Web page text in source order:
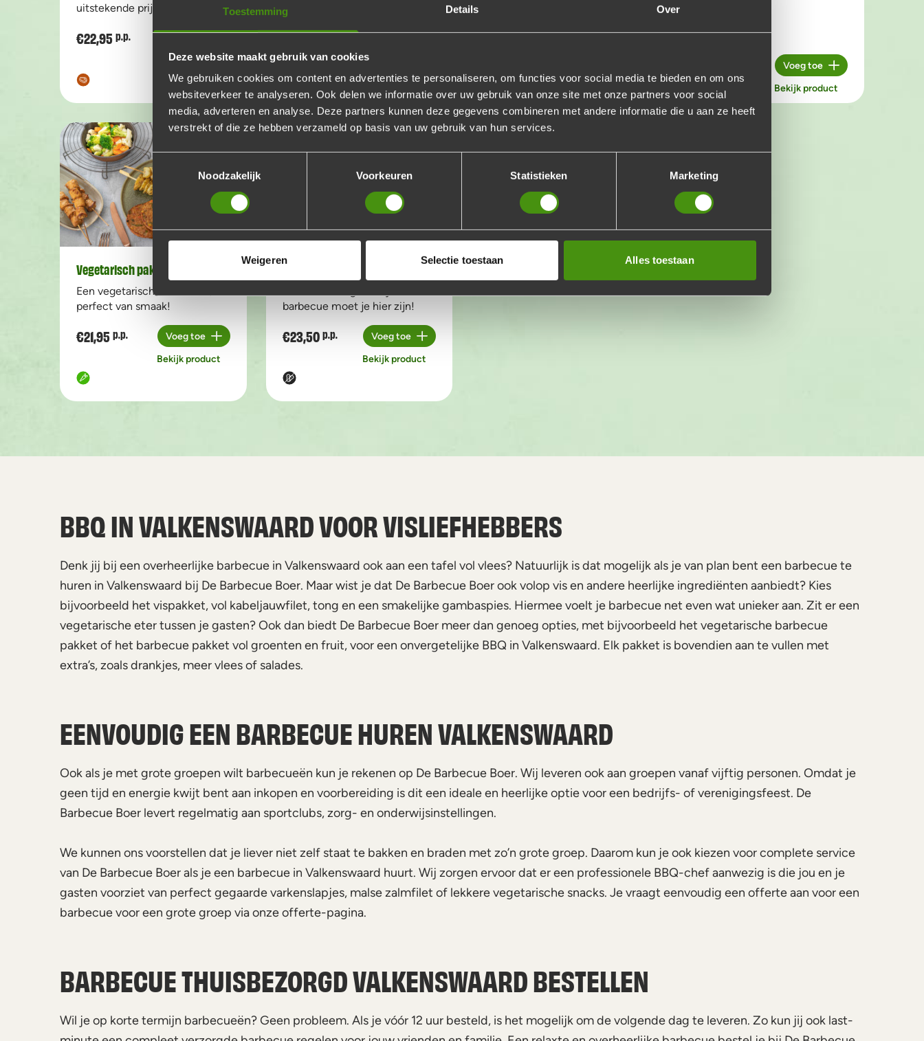
Toestemming Details Over
Deze website maakt gebruik van cookies
We gebruiken cookies om content en advertenties te personaliseren, om functies voor social media te bieden en om ons
websiteverkeer te analyseren. Ook delen we informatie over uw gebruik van onze site met onze partners voor social
media, adverteren en analyse. Deze partners kunnen deze gegevens combineren met andere informatie die u aan ze heeft
verstrekt of die ze hebben verzameld op basis van uw gebruik van hun services.
Toestemmingsselectie
Noodzakelijk
Voorkeuren Statistieken Marketing
Weigeren Selectie toestaan Alles toestaan
uitstekende prijs!
€22,95 p.p.
Bekijk product
beste barbecue-ingrediënten!
€23,95 p.p.
Bekijk product
€22,95 p.p.
Aantal
Voeg toe
Bekijk product
Vegetarisch pakket
Een vegetarische barbecue,
perfect van smaak!
€21,95 p.p.
Aantal
Voeg toe
Bekijk product
Allergeenvrij pakket
barbecue moet je hier zijn!
€23,50 p.p.
Aantal
Voeg toe
Bekijk product
BBQ IN VALKENSWAARD VOOR VISLIEFHEBBERS
Denk jij bij een overheerlijke barbecue in Valkenswaard ook aan een tafel vol vlees? Natuurlijk is dat mogelijk als je van plan bent een barbecue te
huren in Valkenswaard bij De Barbecue Boer. Maar wist je dat De Barbecue Boer ook volop vis en andere heerlijke ingrediënten aanbiedt? Kies
bijvoorbeeld het vispakket, vol kabeljauwfilet, tong en een smakelijke gambaspies. Hiermee voelt je barbecue net even wat unieker aan. Zit er een
vegetarische eter tussen je gasten? Ook dan biedt De Barbecue Boer meer dan genoeg opties, met bijvoorbeeld het vegetarische barbecue
pakket of het barbecue pakket vol groenten en fruit, voor een onvergetelijke BBQ in Valkenswaard. Elk pakket is bovendien aan te vullen met
extra’s, zoals drankjes, meer vlees of salades.
EENVOUDIG EEN BARBECUE HUREN VALKENSWAARD
Ook als je met grote groepen wilt barbecueën kun je rekenen op De Barbecue Boer. Wij leveren ook aan groepen vanaf vijftig personen. Omdat je
geen tijd en energie kwijt bent aan inkopen en voorbereiding is dit een ideale en heerlijke optie voor een bedrijfs- of verenigingsfeest. De
Barbecue Boer levert regelmatig aan sportclubs, zorg- en onderwijsinstellingen.
We kunnen ons voorstellen dat je liever niet zelf staat te bakken en braden met zo’n grote groep. Daarom kun je ook kiezen voor complete service
van De Barbecue Boer als je een barbecue in Valkenswaard huurt. Wij zorgen ervoor dat er een professionele BBQ-chef aanwezig is die jou en je
gasten voorziet van perfect gegaarde varkenslapjes, malse zalmfilet of lekkere vegetarische snacks. Je vraagt eenvoudig een offerte aan voor een
barbecue voor een grote groep via onze offerte-pagina.
BARBECUE THUISBEZORGD VALKENSWAARD BESTELLEN
Wil je op korte termijn barbecueën? Geen probleem. Als je vóór 12 uur besteld, is het mogelijk om de volgende dag te leveren. Zo kun jij ook last-